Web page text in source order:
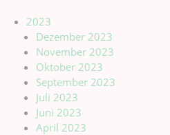
2023
Dezember 2023
November 2023
Oktober 2023
September 2023
Juli 2023
Juni 2023
April 2023